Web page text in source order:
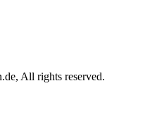
All rights reserved.